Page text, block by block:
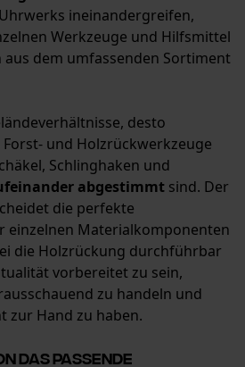
ineinandergreifen,
Werkzeuge und Hilfsmittel
dem umfassenden Sortiment
desto
und Holzrückwerkzeuge
Schlinghaken und
abgestimmt sind. Der
die perfekte
einzelnen Materialkomponenten
die Holzrückung durchführbar
vorbereitet zu sein,
zu handeln und
zur Hand zu haben.
das passende
Global Site Tag
Advertising Universal